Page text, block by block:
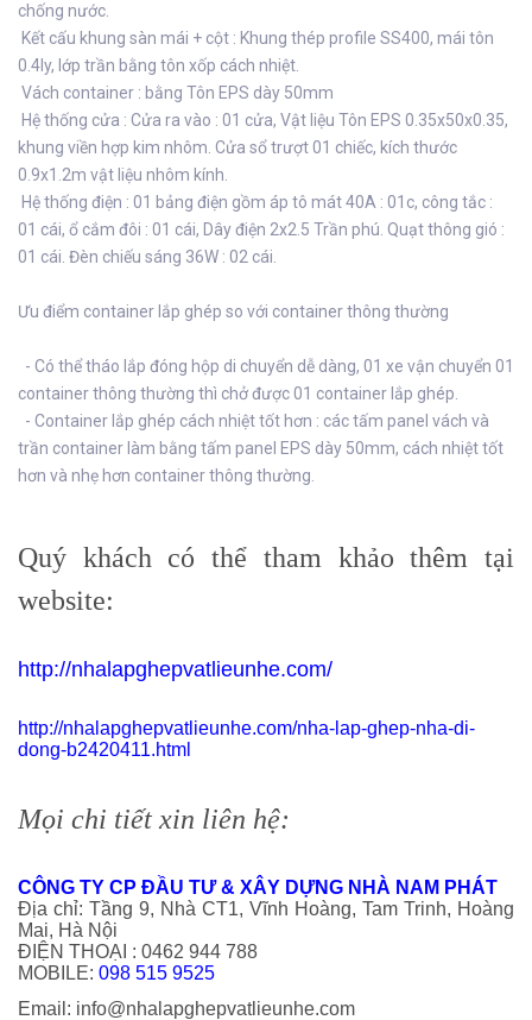
chống nước.
Kết cấu khung sàn mái + cột : Khung thép profile SS400, mái tôn
0.4ly, lớp trần bằng tôn xốp cách nhiệt.
Vách container : bằng Tôn EPS dày 50mm
Hệ thống cửa : Cửa ra vào : 01 cửa, Vật liệu Tôn EPS 0.35x50x0.35,
khung viền hợp kim nhôm. Cửa sổ trượt 01 chiếc, kích thước
0.9x1.2m vật liệu nhôm kính.
Hệ thống điện : 01 bảng điện gồm áp tô mát 40A : 01c, công tắc :
01 cái, ổ cắm đôi : 01 cái, Dây điện 2x2.5 Trần phú. Quạt thông gió :
01 cái. Đèn chiếu sáng 36W : 02 cái.
Ưu điểm container lắp ghép so với container thông thường
- Có thể tháo lắp đóng hộp di chuyển dễ dàng, 01 xe vận chuyển 01
container thông thường thì chở được 01 container lắp ghép.
- Container lắp ghép cách nhiệt tốt hơn : các tấm panel vách và
trần container làm bằng tấm panel EPS dày 50mm, cách nhiệt tốt
hơn và nhẹ hơn container thông thường.
Quý khách có thể tham khảo thêm tại
website:
http://nhalapghepvatlieunhe.com/
http://nhalapghepvatlieunhe.com/nha-lap-ghep-nha-di-
dong-b2420411.html
Mọi chi tiết xin liên hệ:
CÔNG TY CP ĐẦU TƯ & XÂY DỰNG NHÀ NAM PHÁT
Địa chỉ: Tầng 9, Nhà CT1, Vĩnh Hoàng, Tam Trinh, Hoàng
Mai, Hà Nội
ĐIỆN THOẠI : 0462 944 788
MOBILE: 098 515 9525
Email: info@nhalapghepvatlieunhe.com